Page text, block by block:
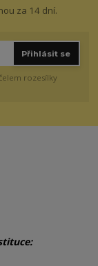
za 14 dní.
Přihlásit se
rozesílky